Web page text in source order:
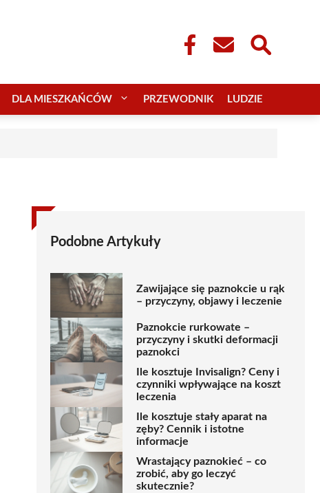
DLA MIESZKAŃCÓW PRZEWODNIK LUDZIE
Podobne Artykuły
Zawijające się paznokcie u rąk
– przyczyny, objawy i leczenie
Paznokcie rurkowate –
przyczyny i skutki deformacji
paznokci
Ile kosztuje Invisalign? Ceny i
czynniki wpływające na koszt
leczenia
Ile kosztuje stały aparat na
zęby? Cennik i istotne
informacje
Wrastający paznokieć – co
zrobić, aby go leczyć
skutecznie?